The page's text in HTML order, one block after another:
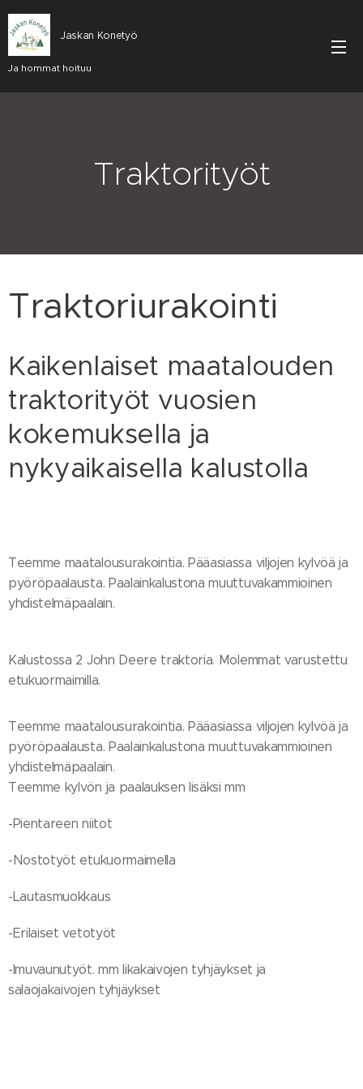
Jaskan Konetyö
Ja hommat hoituu
Traktorityöt
Traktoriurakointi
Kaikenlaiset maatalouden
traktorityöt vuosien
kokemuksella ja
nykyaikaisella kalustolla
Teemme maatalousurakointia. Pääasiassa viljojen kylvöä ja
pyöröpaalausta. Paalainkalustona muuttuvakammioinen
yhdistelmäpaalain.
Kalustossa 2 John Deere traktoria. Molemmat varustettu
etukuormaimilla.
Teemme maatalousurakointia. Pääasiassa viljojen kylvöä ja
pyöröpaalausta. Paalainkalustona muuttuvakammioinen
yhdistelmäpaalain.
Teemme kylvön ja paalauksen lisäksi mm
-Pientareen niitot
-Nostotyöt etukuormaimella
-Lautasmuokkaus
-Erilaiset vetotyöt
-Imuvaunutyöt. mm likakaivojen tyhjäykset ja
salaojakaivojen tyhjäykset